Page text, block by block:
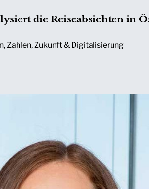
die Reiseabsichten in
,Zahlen,Zukunft & Digitalisierung